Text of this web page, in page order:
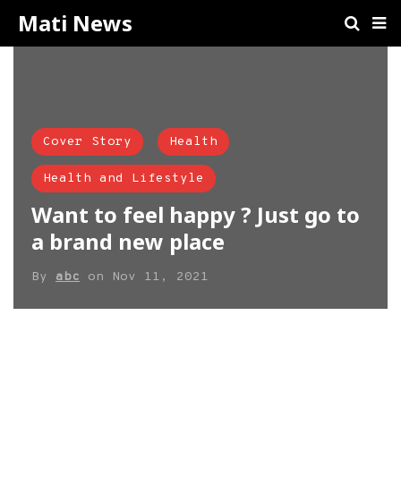
Mati News
Cover Story Health
Health and Lifestyle
Want to feel happy ? Just go to
a brand new place
By abc on Nov 11, 2021